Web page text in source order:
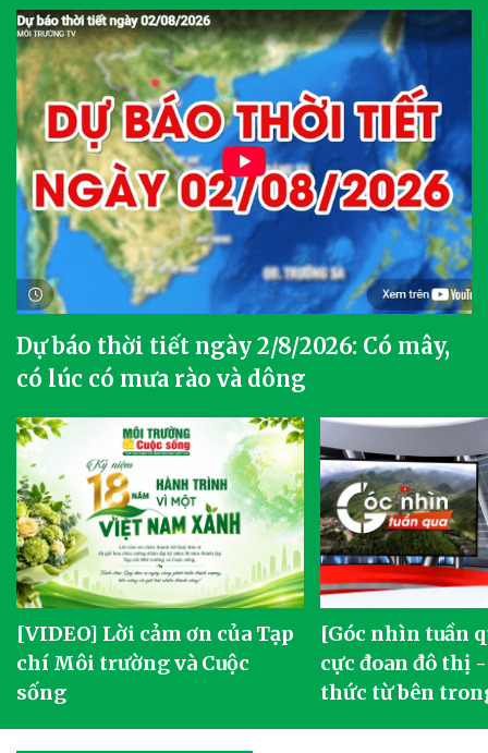
Dự báo thời tiết ngày 2/8/2026: Có mây,
có lúc có mưa rào và dông
[VIDEO] Lời cảm ơn của Tạp
chí Môi trường và Cuộc
sống
[Góc nhìn tuần
cực đoan đô thị
thức từ bên